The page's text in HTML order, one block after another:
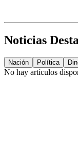
Noticias
Nación Política
No hay artículos